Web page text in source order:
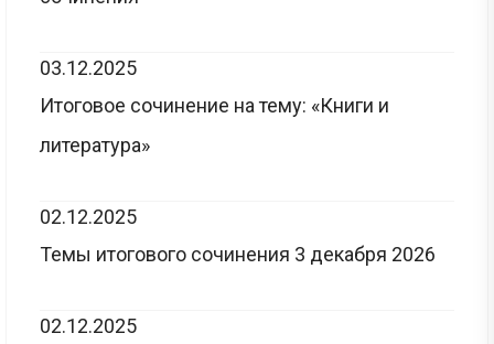
03.12.2025
Итоговое сочинение на тему: «Книги и
литература»
02.12.2025
Темы итогового сочинения 3 декабря 2026
02.12.2025